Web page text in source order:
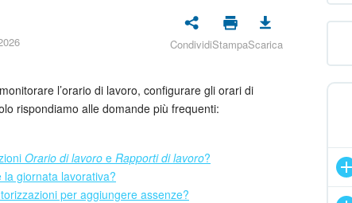
CondividiStampaScarica
l’orario di lavoro, configurare gli orari di
rispondiamo alle domande più frequenti:
Orario di lavoro e Rapporti di lavoro?
giornata lavorativa?
per aggiungere assenze?